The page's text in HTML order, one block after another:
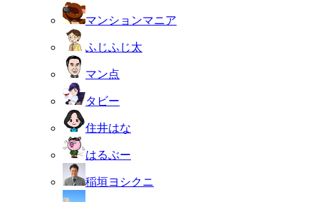
マンションマニア
ふじふじ太
マン点
タビー
住井はな
はるぶー
稲垣ヨシクニ